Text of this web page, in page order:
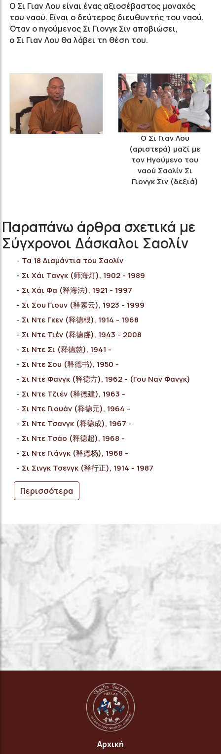
Ο Σι Γιαν Λου είναι ένας αξιοσέβαστος μοναχός
του ναού. Είναι ο δεύτερος διευθυντής του ναού.
Όταν ο ηγούμενος Σι Γιονγκ Σιν αποβιώσει,
ο Σι Γιαν Λου θα λάβει τη θέση του.
Ο Σι Γιαν Λου
(αριστερά) μαζί με
τον Ηγούμενο του
ναού Σαολίν Σι
Γιονγκ Σιν (δεξιά)
Παραπάνω άρθρα σχετικά με
Σύγχρονοι Δάσκαλοι Σαολίν
Τα 18 Διαμάντια του Σαολίν
Σι Χάι Τανγκ (师海灯), 1902 - 1989
Σι Χάι Φα (释海法), 1921 - 1997
Σι Σου Γιουν (释素云), 1923 - 1999
Σι Ντε Γκεν (释德根), 1914 - 1968
Σι Ντε Τιέν (释德虔), 1943 - 2008
Σι Ντε Σι (释德慈), 1941 -
Σι Ντε Σου (释德书), 1950 -
Σι Ντε Φανγκ (释德方), 1962 - (Γου Ναν Φανγκ)
Σι Ντε Τζιέν (释德建), 1963 -
Σι Ντε Γιουάν (释德元), 1964 -
Σι Ντε Τσανγκ (释德成), 1967 -
Σι Ντε Τσάο (释德超), 1968 -
Σι Ντε Γιάνγκ (释德杨), 1968 -
Σι Σινγκ Τσενγκ (释行正), 1914 - 1987
Περισσότερα
Αρχική